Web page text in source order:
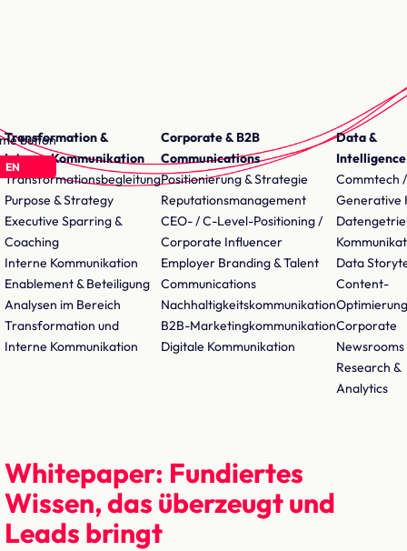
EN
Transformation &
Interne Kommunikation
Transformationsbegleitung
Purpose & Strategy
Executive Sparring &
Coaching
Interne Kommunikation
Enablement & Beteiligung
Analysen im Bereich
Transformation und
Interne Kommunikation
Corporate & B2B
Communications
Positionierung & Strategie
Reputationsmanagement
CEO- / C-Level-Positioning /
Corporate Influencer
Employer Branding & Talent
Communications
Nachhaltigkeitskommunikation
B2B-Marketingkommunikation
Digitale Kommunikation
Data &
Intelligence
Commtech /
Generative
Data
Content-
Optimierung
Corporate
Newsrooms
Research &
Analytics
Whitepaper: Fundiertes
Wissen, das überzeugt und
Leads bringt